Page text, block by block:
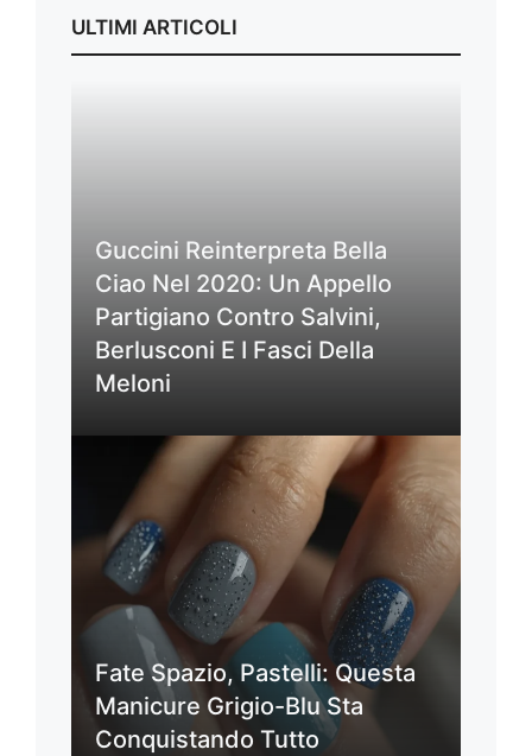
ULTIMI ARTICOLI
Guccini Reinterpreta Bella
Ciao Nel 2020: Un Appello
Partigiano Contro Salvini,
Berlusconi E I Fasci Della
Meloni
Fate Spazio, Pastelli: Questa
Manicure Grigio-Blu Sta
Conquistando Tutto